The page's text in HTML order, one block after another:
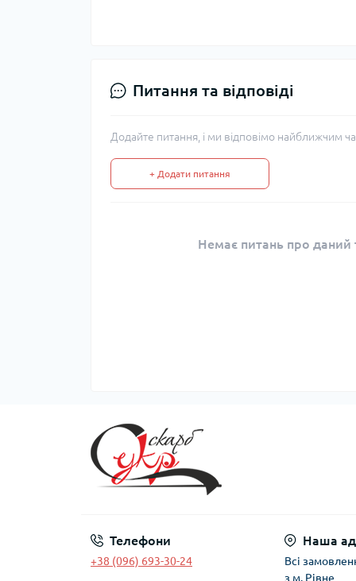
Питання та відповіді
Додайте питання, і ми відповімо найближчим
+ Додати питання
Немає питань про даний
Телефони
+38 (096) 693-30-24
Наша
Всі
з м. Рівне